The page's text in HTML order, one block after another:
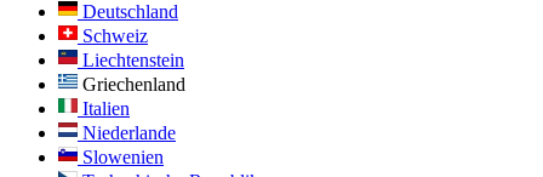
Deutschland
Schweiz
Liechtenstein
Griechenland
Italien
Niederlande
Slowenien